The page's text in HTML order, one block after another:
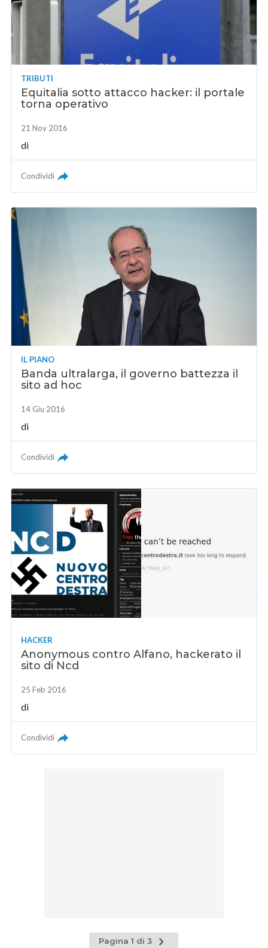
TRIBUTI
Equitalia sotto attacco hacker: il portale
torna operativo
21 Nov 2016
di
Condividi
IL PIANO
Banda ultralarga, il governo battezza il
sito ad hoc
14 Giu 2016
di
Condividi
HACKER
Anonymous contro Alfano, hackerato il
sito di Ncd
25 Feb 2016
di
Condividi
Pagina 1 di 3
Pagina